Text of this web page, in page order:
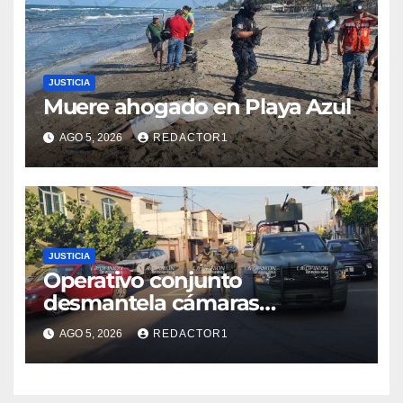
JUSTICIA
Muere ahogado en Playa Azul
AGO 5, 2026 REDACTOR1
JUSTICIA
Operativo conjunto
desmantela cámaras
presuntamente irregulares en
Poza Rica; fuerzas federales y
estatales refuerzan vigilancia
AGO 5, 2026 REDACTOR1